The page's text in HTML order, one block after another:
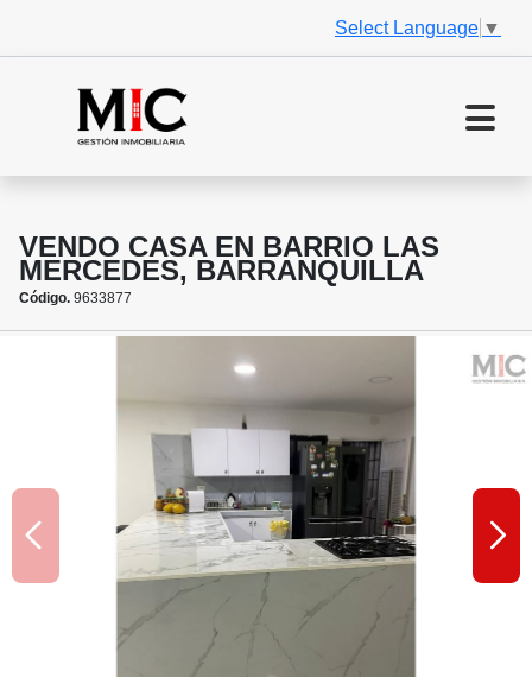
Select Language ▼
VENDO CASA EN BARRIO LAS
MERCEDES, BARRANQUILLA
Código. 9633877